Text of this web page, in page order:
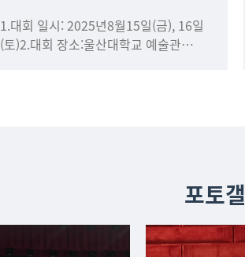
1.대회 일시: 2025년8월15일(금), 16일
(토)2.대회 장소:울산대학교 예술관
포토